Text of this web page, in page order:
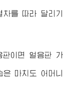
를 따라 달리기
판이면 얼음판 가
마치도 어머니